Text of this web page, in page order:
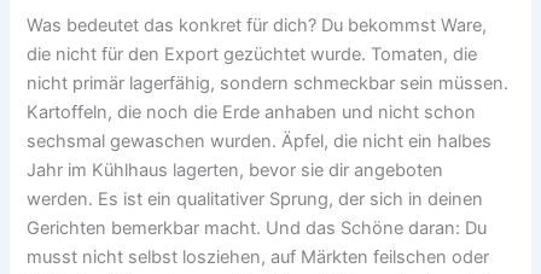
Was bedeutet das konkret für dich? Du bekommst Ware,
die nicht für den Export gezüchtet wurde. Tomaten, die
nicht primär lagerfähig, sondern schmeckbar sein müssen.
Kartoffeln, die noch die Erde anhaben und nicht schon
sechsmal gewaschen wurden. Äpfel, die nicht ein halbes
Jahr im Kühlhaus lagerten, bevor sie dir angeboten
werden. Es ist ein qualitativer Sprung, der sich in deinen
Gerichten bemerkbar macht. Und das Schöne daran: Du
musst nicht selbst losziehen, auf Märkten feilschen oder